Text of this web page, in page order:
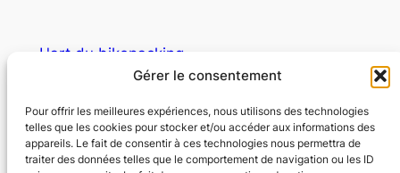
Gérer le consentement
Pour offrir les meilleures expériences, nous utilisons des technologies
telles que les cookies pour stocker et/ou accéder aux informations des
appareils. Le fait de consentir à ces technologies nous permettra de
traiter des données telles que le comportement de navigation ou les ID
L'art du bikepacking
© Copyright – L’art du bikepacking – Tous